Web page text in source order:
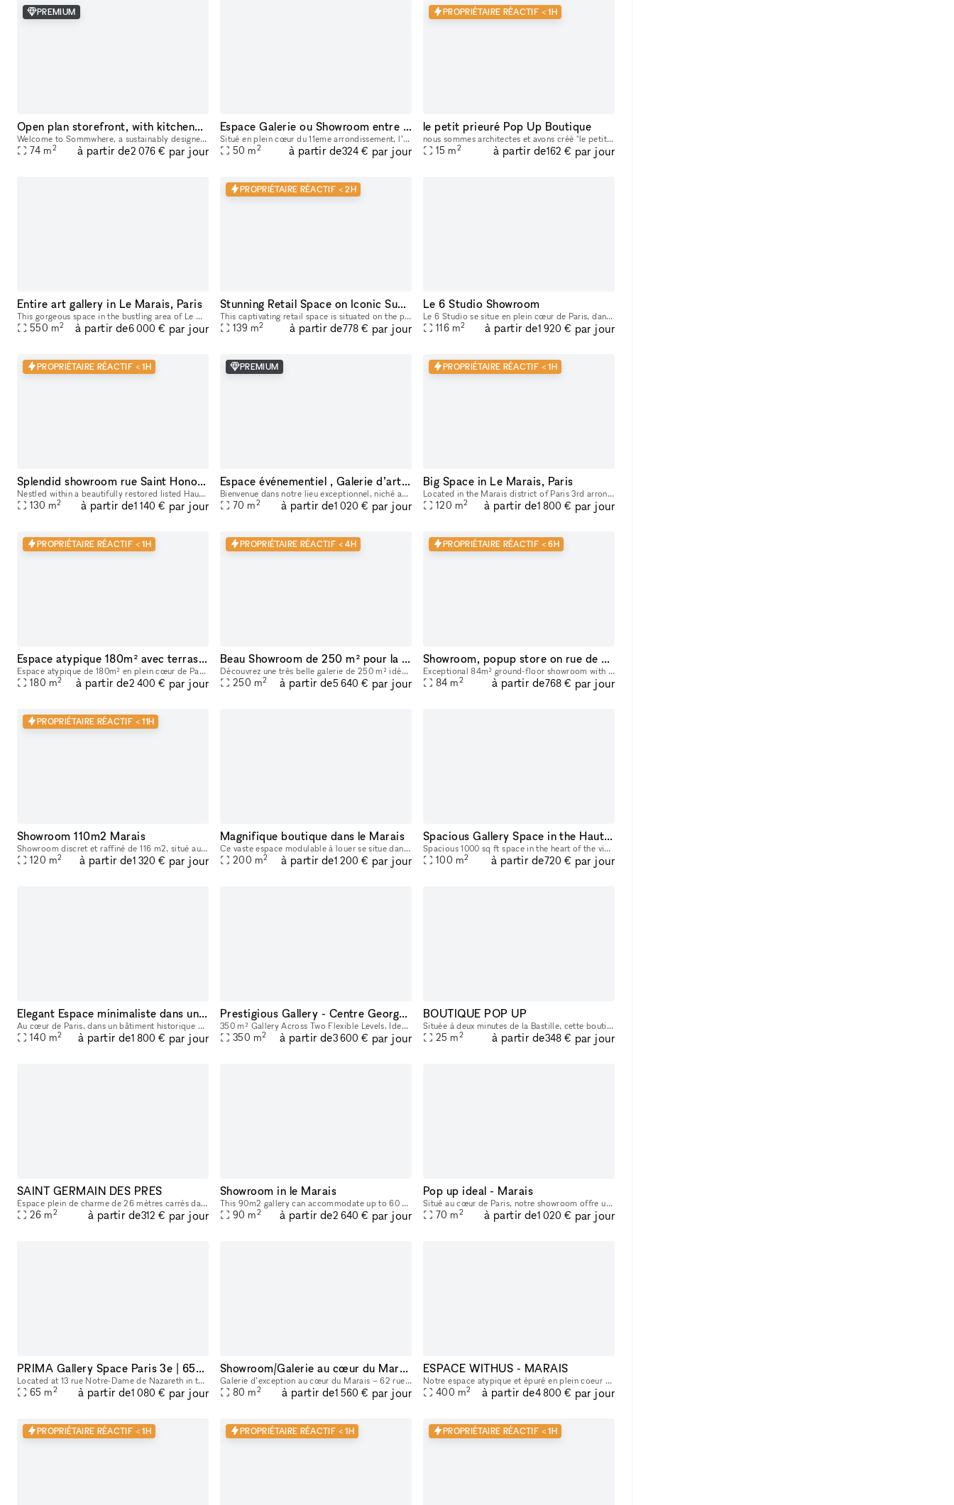
PREMIUM
Open plan storefront, with kitchenette + spa like wetroom. A unique NY showroom.
Welcome to Sommwhere, a sustainably designed pop-up space in the heart of the Lower East Side. Transport yourself and guests to this stylish, minimalist space conveniently located on Ludlow between H
74 m2 à partir de2 076 € par jour
Espace Galerie ou Showroom entre Bastille et République
Situé en plein cœur du 11eme arrondissement, l’espace se trouve dans le quartier saint Ambroise à la lisière du marais (boulevard Beaumarchais) et du quartier Rue saint Maur (espace des lumières et s
50 m2 à partir de324 € par jour
PROPRIÉTAIRE RÉACTIF < 1H
le petit prieuré Pop Up Boutique
nous sommes architectes et avons créé "le petit prieure" pour offrir un espace aménagé et modulable pour tous les créateurs qui souhaitent présenter leur travaux ( designers, artistes, céramistes, ph
15 m2 à partir de162 € par jour
Entire art gallery in Le Marais, Paris
This gorgeous space in the bustling area of Le Marais, is perfect for brands looking to host a Showroom or Private Sale. Boasting a private entrance that creates a well-lit ambiance. With a trendy m
550 m2 à partir de6 000 € par jour
PROPRIÉTAIRE RÉACTIF < 2H
Stunning Retail Space on Iconic Sunset Boulevard
This captivating retail space is situated on the prestigious Sunset Boulevard, offering unparalleled visibility and exposure to a high-end clientele. Recently Renovated & Designed for Impact: Moder
139 m2 à partir de778 € par jour
Le 6 Studio Showroom
Le 6 Studio se situe en plein cœur de Paris, dans le Sentier. - STUDIO PHOTO & VIDÉO 2 PLATEAUX dont 1 CYCLO - ESPACE DE LOCATION POUR SHOWROOMS / EXPOSITIONS / CASTINGS
116 m2 à partir de1 920 € par jour
PROPRIÉTAIRE RÉACTIF < 1H
Splendid showroom rue Saint Honoré - Place Vendôme, in the heart of Paris fashion & culture district.
Nestled within a beautifully restored listed Haussmann building at 229 Rue Saint-Honoré, between Place Vendôme, the Tuileries Gardens and the Louvre, 229LAB offers one of Paris' most prestigious addr
130 m2 à partir de1 140 € par jour
PREMIUM
Espace événementiel , Galerie d’art / show room au cœur de Paris
Bienvenue dans notre lieu exceptionnel, niché au sein de l'ancien guichet de la Banque Française, un monument historique inscrit au patrimoine. Cet espace polyvalent offre une variété d'options pour
70 m2 à partir de1 020 € par jour
PROPRIÉTAIRE RÉACTIF < 1H
Big Space in Le Marais, Paris
Located in the Marais district of Paris 3rd arrondissement. Large space available for rent for showrooms, fashion events, art galleries, etc.
120 m2 à partir de1 800 € par jour
PROPRIÉTAIRE RÉACTIF < 1H
Espace atypique 180m² avec terrasse — Bar Marais / République — Showroom, shooting, pop-up restaurant, défilé
Espace atypique de 180m² en plein cœur de Paris (3e arrondissement), à deux pas des métros République et Temple. Ce bar à cocktails centenaire fondé en 1923 offre un cadre unique et scénographiable p
180 m2 à partir de2 400 € par jour
PROPRIÉTAIRE RÉACTIF < 4H
Beau Showroom de 250 m² pour la fashion week
Découvrez une très belle galerie de 250 m² idéalement situé au cœur du Marais à Paris. Parfait pour les showrooms, cette location offre des caractéristiques uniques telles que de hauts plafonds, des
250 m2 à partir de5 640 € par jour
PROPRIÉTAIRE RÉACTIF < 6H
Showroom, popup store on rue de Turenne
Exceptional 84m² ground-floor showroom with a sleek design, located in the heart of the Marais, Paris’ historic and fashion-centric district. Its prime location and flexible layout make it ideal for
84 m2 à partir de768 € par jour
PROPRIÉTAIRE RÉACTIF < 11H
Showroom 110m2 Marais
Showroom discret et raffiné de 116 m2, situé au 147 rue du Temple – 75003 PARIS, en fond de cour. Dans un pur style industriel avec ses murs blancs et son sol en béton, il bénéficie d’une lumière du
120 m2 à partir de1 320 € par jour
Magnifique boutique dans le Marais
Ce vaste espace modulable à louer se situe dans le quartier du Haut Marais, centre de gravité des touristes et parisiens les plus branchés. Les boutiques y sont pointues, les bars et restaurants, con
200 m2 à partir de1 200 € par jour
Spacious Gallery Space in the Haut Marais
Spacious 1000 sq ft space in the heart of the vibrant Haut Marais. Bright, grand, street-level space featuring two very large floor-to-ceiling windows that open directly onto the street, offering str
100 m2 à partir de720 € par jour
Elegant Espace minimaliste dans un Bâtiment Historique, Palais-Royal/ Louvre
Au cœur de Paris, dans un bâtiment historique du 17ème siècle avec de hauts plafonds et une luminosité naturelle. Située en plein centre-ville, ce lieu est parfait pour des événements éphémères ou de
140 m2 à partir de1 800 € par jour
Prestigious Gallery - Centre Georges Pompidou
350 m² Gallery Across Two Flexible Levels, Ideally Located Facing the Centre Georges Pompidou, in the Dynamic Marais/Châtelet District This exceptional space offers a modern, versatile environment,
350 m2 à partir de3 600 € par jour
BOUTIQUE POP UP
Située à deux minutes de la Bastille, cette boutique pop-up lumineuse et élégante offre une belle vitrine, une grande hauteur sous plafond et un agencement idéal pour tous vos projets : showroom, exp
25 m2 à partir de348 € par jour
SAINT GERMAIN DES PRES
Espace plein de charme de 26 mètres carrés dans le quartier très prisé de saint germain de prés. Dans une rue très commerçante, on peut y apercevoir le carré saint germain, idéal pour y accueillir sa
26 m2 à partir de312 € par jour
Showroom in le Marais
This 90m2 gallery can accommodate up to 60 people, with a 40m2 storage room in the basement. Bright, with a clean, modern style and ample hanging space, this gallery is ideal for art exhibitions, sh
90 m2 à partir de2 640 € par jour
Pop up ideal - Marais
Situé au cœur de Paris, notre showroom offre un cadre lumineux et raffiné, avec une belle hauteur sous plafond et une atmosphère idéale pour accueillir des marques, des collections et des événements
70 m2 à partir de1 020 € par jour
PRIMA Gallery Space Paris 3e | 65m² Minimal White Cube in Haut-Marais
Located at 13 rue Notre-Dame de Nazareth in the heart of the Haut-Marais, PRIMA is a 65 m² contemporary gallery space designed for exhibitions, pop-ups, showrooms, fashion presentations, castings, ev
65 m2 à partir de1 080 € par jour
Showroom/Galerie au cœur du Marais
Galerie d’exception au cœur du Marais – 62 rue de Turenne Idéalement située sur l’une des artères les plus recherchées du Marais, entre la Place des Vosges et la rue de Bretagne, la galerie bénéficie
80 m2 à partir de1 560 € par jour
ESPACE WITHUS - MARAIS
Notre espace atypique et épuré en plein coeur du marais (situé entre l'Hotel de Ville et la rue des Archives), vous accueil pour vos projets en tout genre : Shooting/tournage , défilé , showroom , pr
400 m2 à partir de4 800 € par jour
PROPRIÉTAIRE RÉACTIF < 1H PROPRIÉTAIRE RÉACTIF < 1H PROPRIÉTAIRE RÉACTIF < 1H